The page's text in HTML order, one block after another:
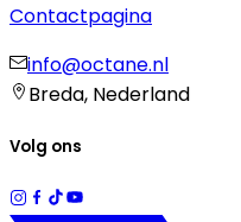
Contactpagina
info@octane.nl
Breda, Nederland
Volg ons